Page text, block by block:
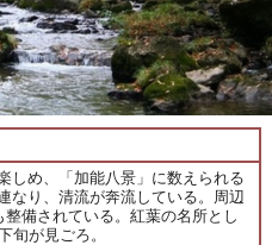
しめ、「加能八景」に数えられる
なり、清流が奔流している。周辺
備されている。紅葉の名所とし
旬が見ごろ。